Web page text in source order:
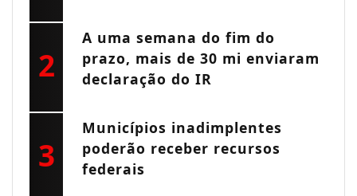
2
A uma semana do fim do
prazo, mais de 30 mi enviaram
declaração do IR
3
Municípios inadimplentes
poderão receber recursos
federais